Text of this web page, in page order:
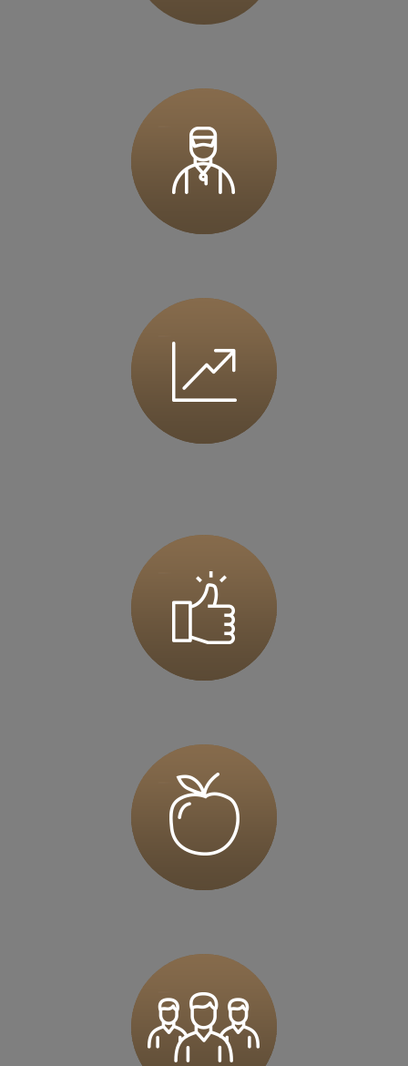
36 MINUT Gostyń
ul. Ogrodowa 9
63-800 Gostyń
Zapisz mnie
36 MINUT Iława
36 MINUT Inowrocław
ul. Marulewska 7
88-100 Inowrocław
Zapisz mnie
36 MINUT Jarocin
36 MINUT Jaworzno
ul. Katowicka 47
43-603 Jaworzno
Zapisz mnie
36 MINUT Kalisz
36 MINUT Kamionki
ul. Poznańska 117
62-023 Kamionki
Zapisz mnie
36 MINUT Karczówka
36 MINUT Kartuzy
ul. Krasickiego 2a
83-300 Kartuzy